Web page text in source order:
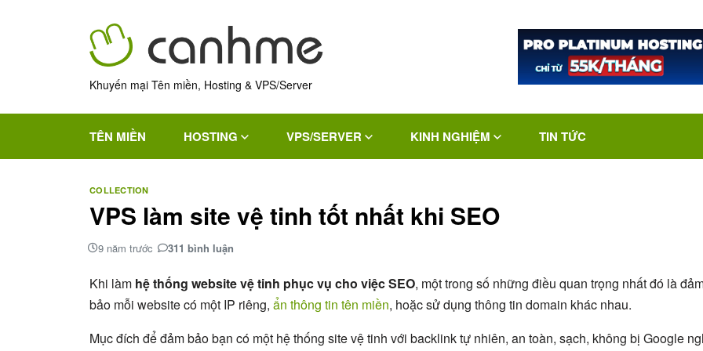
Khuyến mại Tên miền, Hosting & VPS/Server
TÊN MIỀN HOSTING VPS/SERVER KINH NGHIỆM TIN TỨC
COLLECTION
VPS làm site vệ tinh tốt nhất khi SEO
9 năm trước 311 bình luận
Khi làm hệ thống website vệ tinh phục vụ cho việc SEO, một trong số những điều quan trọng nhất đó là
bảo mỗi website có một IP riêng, ẩn thông tin tên miền, hoặc sử dụng thông tin domain khác nhau.
Mục đích để đảm bảo bạn có một hệ thống site vệ tinh với backlink tự nhiên, an toàn, sạch, không bị Google